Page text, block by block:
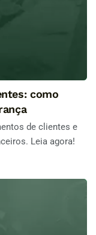
como
de clientes e
Leia agora!